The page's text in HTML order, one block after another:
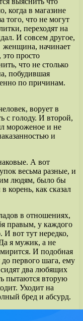
когда в магазине
того, что не могут
переходят на
И совсем другое,
женщина, начинает
просто
что не столько
побудившая
по причинам.
ворует в
с голоду. И второй,
мороженое и не
и
А вот
весьма разные, и
людям, было бы
корень, как сказал
в отношениях,
правым, у каждого
вот тут нередко,
я мужик, а не
И подобная
первого шага, ему
два любящих
пытаются вторую
Уходит на
бред и абсурд.